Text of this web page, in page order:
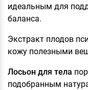
идеальным для
баланса.
Экстракт плодов
кожу полезными
Лосьон для тела
подобранным